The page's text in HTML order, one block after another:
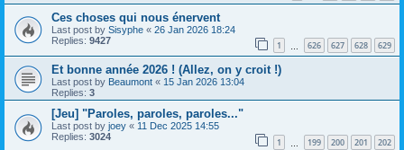
Ces choses qui nous énervent
Last post by Sisyphe « 26 Jan 2026 18:24
Replies: 9427 1 626 627 628 629
Et bonne année 2026 ! (Allez, on y croit !)
Last post by Beaumont « 15 Jan 2026 13:04
Replies: 3
[Jeu] "Paroles, paroles, paroles..."
Last post by joey « 11 Dec 2025 14:55
Replies: 3024 1 199 200 201 202